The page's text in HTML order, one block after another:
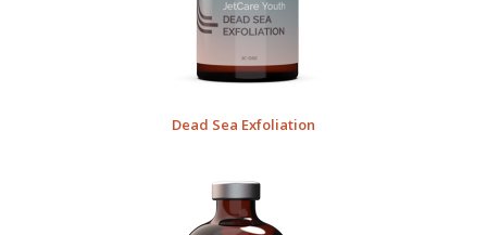
Dead Sea Exfoliation